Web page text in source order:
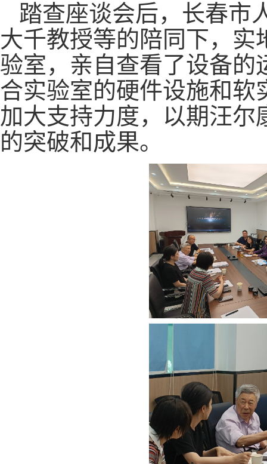
踏查座谈会后，长春市
大千教授等的陪同下，
验室，亲自查看了设备的
合实验室的硬件设施和软
加大支持力度，以期汪
的突破和成果。